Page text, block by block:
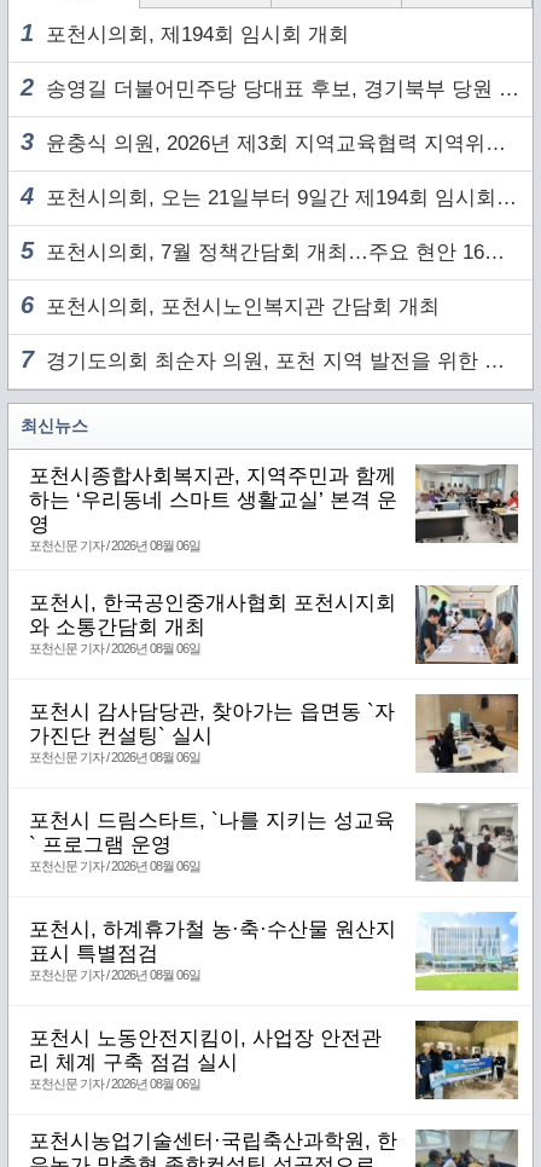
1 포천시의회, 제194회 임시회 개회
2 송영길 더불어민주당 당대표 후보, 경기북부 당원 및 2030 세대와 ‘소통 행보’
3 윤충식 의원, 2026년 제3회 지역교육협력 지역위원회 주재
4 포천시의회, 오는 21일부터 9일간 제194회 임시회 개회
5 포천시의회, 7월 정책간담회 개최…주요 현안 16건 점검
6 포천시의회, 포천시노인복지관 간담회 개최
7경기도의회 최순자 의원, 포천 지역 발전을 위한 정담회 개최
최신뉴스
포천시종합사회복지관, 지역주민과 함께
하는 ‘우리동네 스마트 생활교실’ 본격 운
영
포천신문 기자 / 2026년 08월 06일
포천시, 한국공인중개사협회 포천시지회
와 소통간담회 개최
포천신문 기자 / 2026년 08월 06일
포천시 감사담당관, 찾아가는 읍면동 `자
가진단 컨설팅` 실시
포천신문 기자 / 2026년 08월 06일
포천시 드림스타트, `나를 지키는 성교육
` 프로그램 운영
포천신문 기자 / 2026년 08월 06일
포천시, 하계휴가철 농·축·수산물 원산지
표시 특별점검
포천신문 기자 / 2026년 08월 06일
포천시 노동안전지킴이, 사업장 안전관
리 체계 구축 점검 실시
포천신문 기자 / 2026년 08월 06일
포천시농업기술센터·국립축산과학원, 한